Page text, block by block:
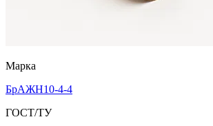
Марка
БрАЖН10-4-4
ГОСТ/ТУ